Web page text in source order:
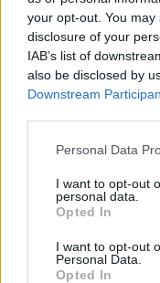
your opt-out. You
disclosure of your
IAB’s list of
also be disclosed by
Downstream
Personal Data
I want to opt-out
personal data.
Opted In
I want to opt-out
Personal Data.
Opted In
18η συνεχόμενη χρονιά
Alpha Bank: Για πρώτη
πύλες του σε όλους